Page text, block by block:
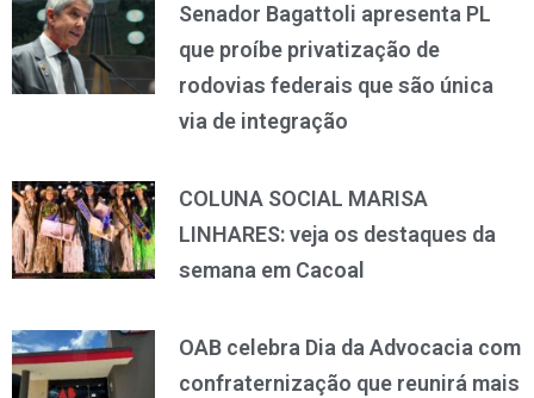
Senador Bagattoli apresenta PL
que proíbe privatização de
rodovias federais que são única
via de integração
COLUNA SOCIAL MARISA
LINHARES: veja os destaques da
semana em Cacoal
OAB celebra Dia da Advocacia com
confraternização que reunirá mais